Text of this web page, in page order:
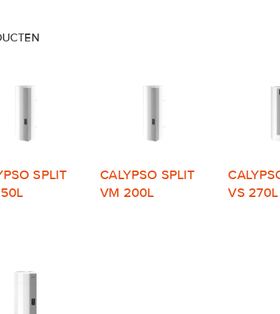
SPLIT
CALYPSO SPLIT
VM 200L
VS 270L